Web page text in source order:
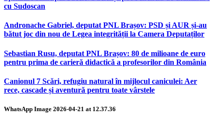
cu Sudoscan
Andronache Gabriel, deputat PNL Brașov: PSD și AUR și-au
bătut joc din nou de Legea integrității la Camera Deputaților
Sebastian Rusu, deputat PNL Brașov: 80 de milioane de euro
pentru prima de carieră didactică a profesorilor din România
Canionul 7 Scări, refugiu natural în mijlocul caniculei: Aer
rece, cascade și aventură pentru toate vârstele
WhatsApp Image 2026-04-21 at 12.37.36